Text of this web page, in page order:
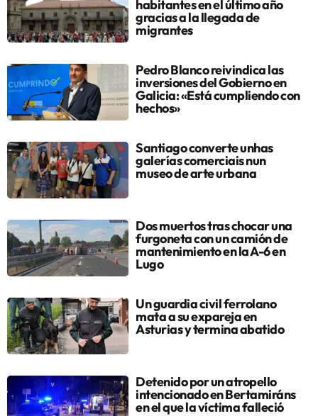
habitantes en el último año
gracias a la llegada de
migrantes
Pedro Blanco reivindica las
inversiones del Gobierno en
Galicia: «Está cumpliendo con
hechos»
Santiago converte unhas
galerías comerciais nun
museo de arte urbana
Dos muertos tras chocar una
furgoneta con un camión de
mantenimiento en la A-6 en
Lugo
Un guardia civil ferrolano
mata a su expareja en
Asturias y termina abatido
Detenido por un atropello
intencionado en Bertamiráns
en el que la víctima falleció